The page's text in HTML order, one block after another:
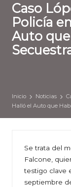
Caso
Policía
Auto
Inicio Noticias
Halló el Auto que
Se trata del
Falcone,
testigo clave
septiembre